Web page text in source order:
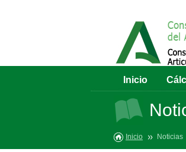
Inicio
Inicio Noticias